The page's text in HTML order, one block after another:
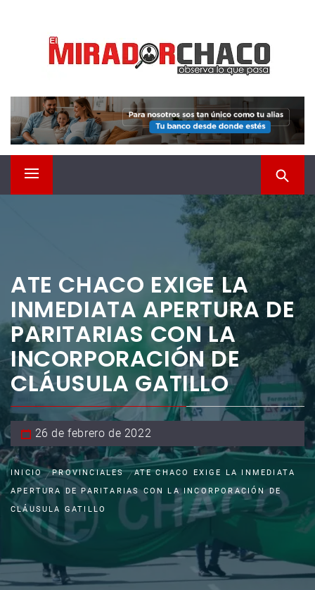
contenido
EL MIRADOR CHACO
Observá lo que pasa
Menú
ATE CHACO EXIGE LA
INMEDIATA APERTURA DE
PARITARIAS CON LA
INCORPORACIÓN DE
CLÁUSULA GATILLO
26 de febrero de 2022
INICIO PROVINCIALES
ATE CHACO EXIGE LA INMEDIATA
APERTURA DE PARITARIAS CON LA INCORPORACIÓN DE
CLÁUSULA GATILLO